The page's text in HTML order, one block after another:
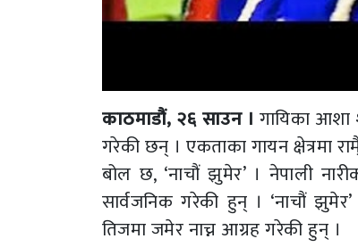
काठमाडौं, २६ साउन । गायिका आशा
गरेकी छन् । एकताका गायन क्षेत्रमा
बोल छ, ‘नाचौं झुमेर’ । नेपाली
सार्वजनिक गरेकी हुन् । ‘नाचौं
तिजमा जमेर नाच्न आग्रह गरेकी हुन् ।